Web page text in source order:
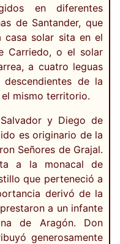
en diferentes
de Santander, que
solar sita en el
Carriedo, o el solar
a cuatro leguas
de la
mismo territorio.
y Diego de
es originario de la
Señores de Grajal.
a la monacal de
que perteneció a
derivó de la
a un infante
de Aragón. Don
generosamente